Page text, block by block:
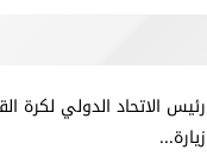
رئيس الاتحاد الدولي لكرة
زيارة...